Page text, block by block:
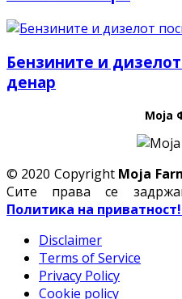
Бензините и дизелот
денар
Моја
© 2020 Copyright Moja
Сите права се
Политика на приватност!
Disclaimer
Terms of Service
Privacy Policy
Cookie policy